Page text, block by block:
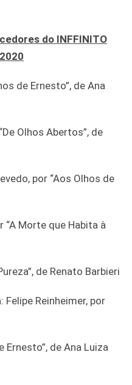
do INFFINITO
de Ernesto”, de Ana
Olhos Abertos”, de
por “Aos Olhos de
“A Morte que Habita à
de Renato Barbieri
Reinheimer, por
Ernesto”, de Ana Luiza